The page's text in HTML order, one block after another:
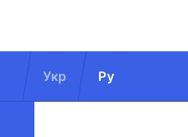
Укр Ру